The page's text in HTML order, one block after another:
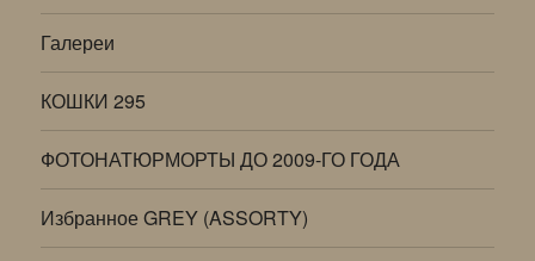
Галереи
КОШКИ 295
ФОТОНАТЮРМОРТЫ ДО 2009-ГО ГОДА
Избранное GREY (ASSORTY)